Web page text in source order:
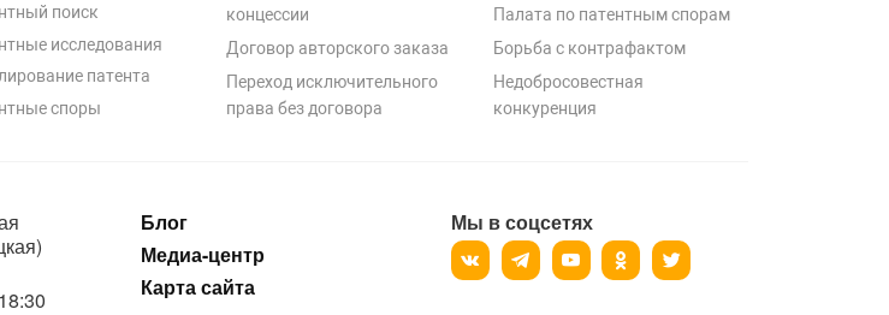
поиск
исследования
патента
споры
концессии
Договор авторского заказа
Переход исключительного
права без договора
Палата по патентным спорам
Борьба с контрафактом
Недобросовестная
конкуренция
Блог
Медиа-центр
Карта сайта
Мы в соцсетях